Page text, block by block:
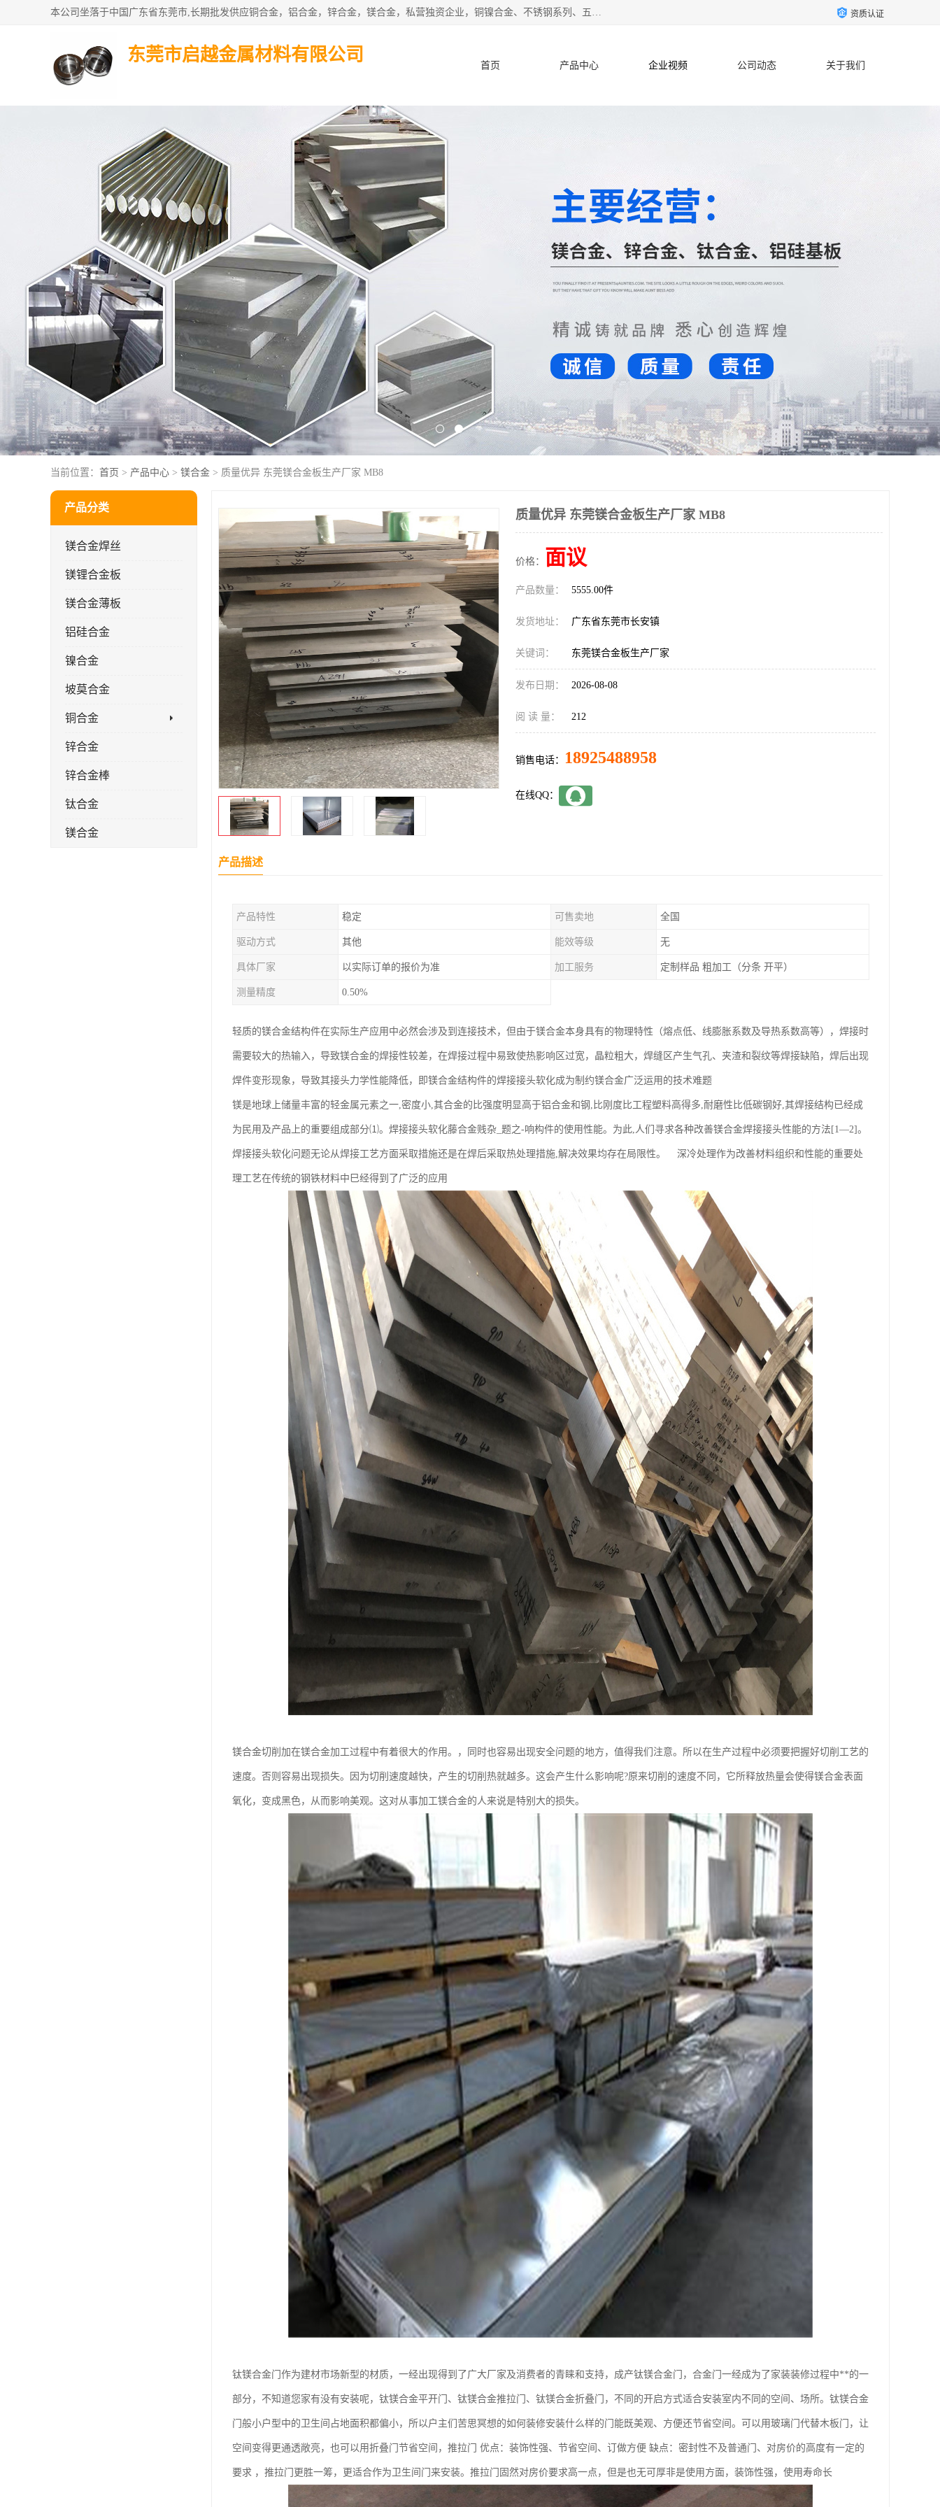
本公司坐落于中国广东省东莞市,长期批发供应铜合金，铝合金，锌合金，镁合金，私营独资企业，铜镍合金、不锈钢系列、五金冲压材料、进口金属材料、钨钢、高速钢、白钢刀、铝系列材料、铝镁合金、锰钢片等，启越是一家经国家相关部门批准注册的企业。公司以雄厚的实力、合理的厂家、优良的服务与多家企业建立了长期的合作关系。欢迎前来参观、考察、洽谈业务。 金属材料...,欢迎惠顾！ 资质认证
东莞市启越金属材料有限公司
首页 产品中心 企业视频 公司动态 关于我们
当前位置： 首页 > 产品中心 > 镁合金 > 质量优异 东莞镁合金板生产厂家 MB8
产品分类
镁合金焊丝
镁锂合金板
镁合金薄板
铝硅合金
镍合金
坡莫合金
铜合金
锌合金
锌合金棒
钛合金
镁合金
质量优异 东莞镁合金板生产厂家 MB8
价格： 面议
产品数量： 5555.00件
发货地址： 广东省东莞市长安镇
关键词： 东莞镁合金板生产厂家
发布日期： 2026-08-08
阅 读 量： 212
销售电话： 18925488958
在线QQ：
产品描述
产品特性 稳定 可售卖地 全国
驱动方式 其他 能效等级 无
具体厂家 以实际订单的报价为准 加工服务 定制样品 粗加工（分条 开平）
测量精度 0.50%
轻质的镁合金结构件在实际生产应用中必然会涉及到连接技术，但由于镁合金本身具有的物理特性（熔点低、线膨胀系数及导热系数高等），焊接时
需要较大的热输入，导致镁合金的焊接性较差，在焊接过程中易致使热影响区过宽，晶粒粗大，焊缝区产生气孔、夹渣和裂纹等焊接缺陷，焊后出现
焊件变形现象，导致其接头力学性能降低，即镁合金结构件的焊接接头软化成为制约镁合金广泛运用的技术难题
镁是地球上储量丰富的轻金属元素之一,密度小,其合金的比强度明显高于铝合金和钢,比刚度比工程塑料高得多,耐磨性比低碳钢好,其焊接结构已经成
为民用及产品上的重要组成部分⑴。焊接接头软化藤合金贱杂_题之-响构件的使用性能。为此,人们寻求各种改善镁合金焊接接头性能的方法[1—2]。
焊接接头软化问题无论从焊接工艺方面采取措施还是在焊后采取热处理措施,解决效果均存在局限性。 深冷处理作为改善材料组织和性能的重要处
理工艺在传统的钢铁材料中巳经得到了广泛的应用
镁合金切削加在镁合金加工过程中有着很大的作用。，同时也容易出现安全问题的地方，值得我们注意。所以在生产过程中必须要把握好切削工艺的
速度。否则容易出现损失。因为切削速度越快，产生的切削热就越多。这会产生什么影响呢?原来切削的速度不同，它所释放热量会使得镁合金表面
氧化，变成黑色，从而影响美观。这对从事加工镁合金的人来说是特别大的损失。
钛镁合金门作为建材市场新型的材质，一经出现得到了广大厂家及消费者的青睐和支持，成产钛镁合金门，合金门一经成为了家装装修过程中**的一
部分，不知道您家有没有安装呢，钛镁合金平开门、钛镁合金推拉门、钛镁合金折叠门，不同的开启方式适合安装室内不同的空间、场所。钛镁合金
门般小户型中的卫生间占地面积都偏小，所以户主们苦思冥想的如何装修安装什么样的门能既美观、方便还节省空间。可以用玻璃门代替木板门，让
空间变得更通透敞亮，也可以用折叠门节省空间，推拉门 优点：装饰性强、节省空间、订做方便 缺点：密封性不及普通门、对房价的高度有一定的
要求 ，推拉门更胜一筹，更适合作为卫生间门来安装。推拉门固然对房价要求高一点，但是也无可厚非是使用方面，装饰性强，使用寿命长